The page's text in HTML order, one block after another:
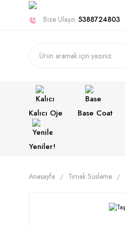
Bize Ulaşın 5388724803
Kalıcı Oje Base Coat
Yeniler!
Anasayfa Tırnak Süsleme